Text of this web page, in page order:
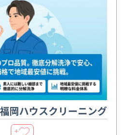
福岡ハウスクリーニング
＋